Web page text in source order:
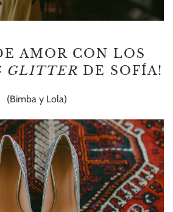
AMOR CON LOS
GLITTER DE SOFÍA!
(Bimba y Lola)